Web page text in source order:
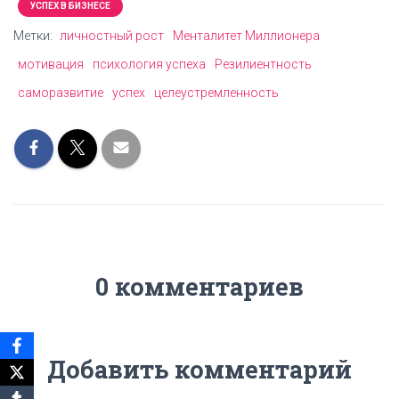
УСПЕХ В БИЗНЕСЕ
Метки: личностный рост
Менталитет Миллионера
мотивация
психология успеха
Резилиентность
саморазвитие
успех целеустремленность
0 комментариев
Добавить комментарий